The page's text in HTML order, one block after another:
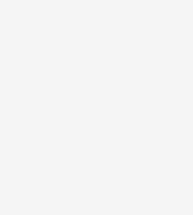
l’app di posta